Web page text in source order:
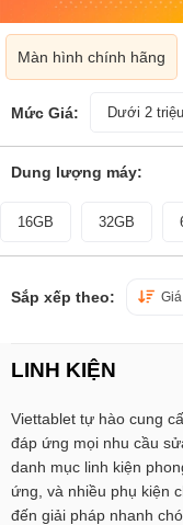
Màn hình chính hãng
Mức Giá: Dưới 2 triệu
Dung lượng máy:
16GB 32GB
Sắp xếp theo:
LINH KIỆN
Viettablet tự hào cung
đáp ứng mọi nhu cầu
danh mục linh kiện
ứng, và nhiều phụ kiện
đến giải pháp nhanh